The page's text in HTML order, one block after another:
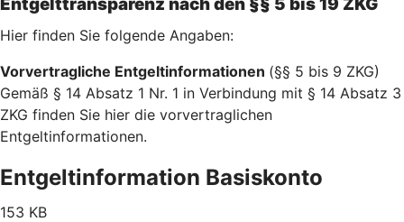
Hier finden Sie folgende Angaben:
Vorvertragliche Entgeltinformationen (§§ 5 bis 9 ZKG)
Gemäß § 14 Absatz 1 Nr. 1 in Verbindung mit § 14 Absatz 3
ZKG finden Sie hier die vorvertraglichen
Entgeltinformationen.
Entgeltinformation Basiskonto
153 KB